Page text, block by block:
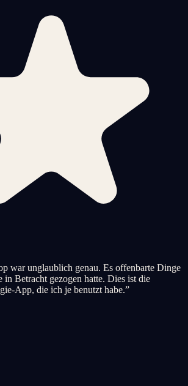
war unglaublich genau. Es offenbarte Dinge
in Betracht gezogen hatte. Dies ist die
App, die ich je benutzt habe.”